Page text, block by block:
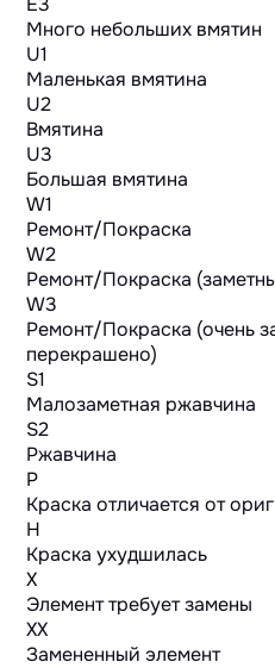
Много небольших вмятин
U1
Маленькая вмятина
U2
Вмятина
U3
Большая вмятина
W1
Ремонт/Покраска
W2
Ремонт/Покраска
W3
Ремонт/Покраска (очень
перекрашено)
S1
Малозаметная ржавчина
S2
Ржавчина
P
Краска отличается от
H
Краска ухудшилась
X
Элемент требует замены
XX
Замененный элемент